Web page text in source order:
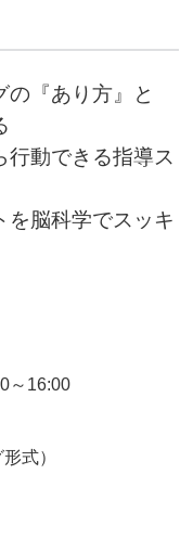
の『あり方』と
行動できる指導ス
を脳科学でスッキ
～16:00
式）